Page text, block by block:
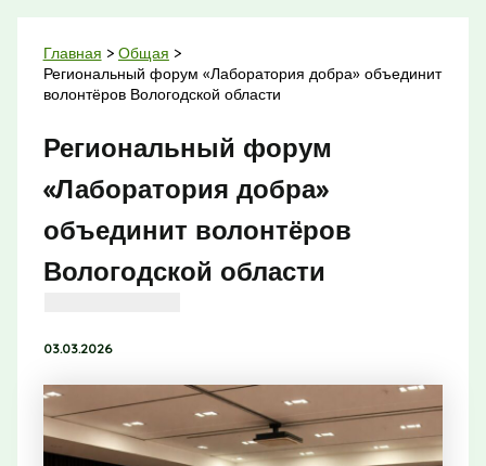
Главная
Общая
Региональный форум «Лаборатория добра» объединит
волонтёров Вологодской области
Региональный форум
«Лаборатория добра»
объединит волонтёров
Вологодской области
03.03.2026